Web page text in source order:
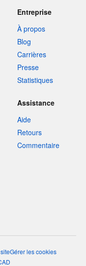
Entreprise
À propos
Blog
Carrières
Presse
Statistiques
Assistance
Aide
Retours
Commentaire
Gérer les cookies